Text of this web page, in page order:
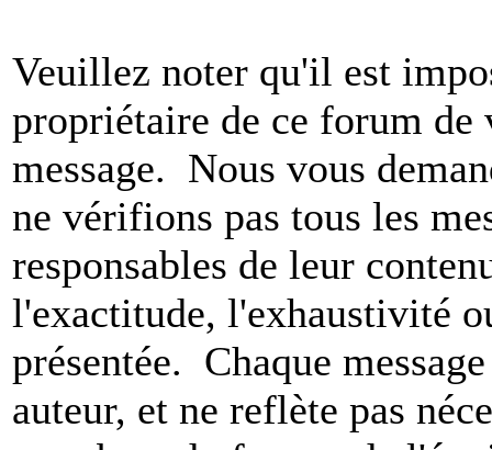
Veuillez noter qu'il est
propriétaire de ce forum
message. Nous vous
ne vérifions pas tous les
responsables de leur
l'exactitude, l'exhaustivité
présentée. Chaque
auteur, et ne reflète pas